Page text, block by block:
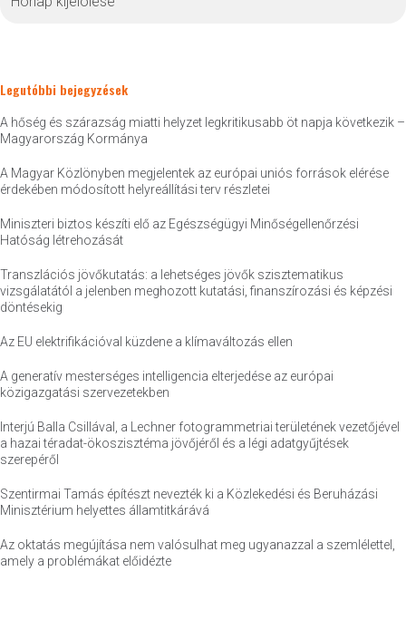
Legutóbbi bejegyzések
A hőség és szárazság miatti helyzet legkritikusabb öt napja következik –
Magyarország Kormánya
A Magyar Közlönyben megjelentek az európai uniós források elérése
érdekében módosított helyreállítási terv részletei
Miniszteri biztos készíti elő az Egészségügyi Minőségellenőrzési
Hatóság létrehozását
Transzlációs jövőkutatás: a lehetséges jövők szisztematikus
vizsgálatától a jelenben meghozott kutatási, finanszírozási és képzési
döntésekig
Az EU elektrifikációval küzdene a klímaváltozás ellen
A generatív mesterséges intelligencia elterjedése az európai
közigazgatási szervezetekben
Interjú Balla Csillával, a Lechner fotogrammetriai területének vezetőjével
a hazai téradat-ökoszisztéma jövőjéről és a légi adatgyűjtések
szerepéről
Szentirmai Tamás építészt nevezték ki a Közlekedési és Beruházási
Minisztérium helyettes államtitkárává
Az oktatás megújítása nem valósulhat meg ugyanazzal a szemlélettel,
amely a problémákat előidézte